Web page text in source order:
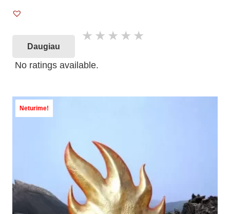
Daugiau
No ratings available.
Neturime!